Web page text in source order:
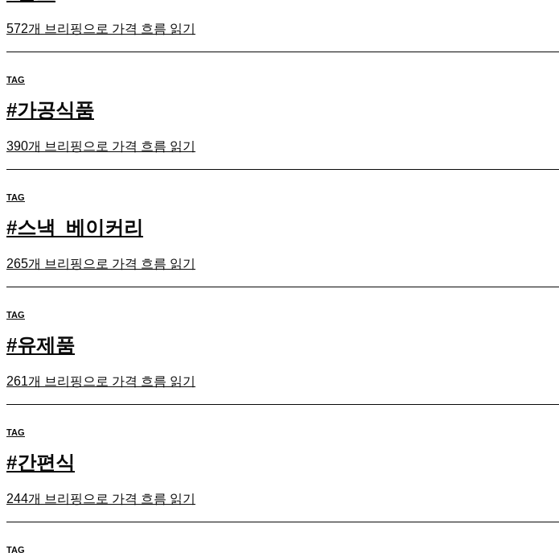
572개 브리핑으로 가격 흐름 읽기
TAG
#가공식품
390개 브리핑으로 가격 흐름 읽기
TAG
#스낵_베이커리
265개 브리핑으로 가격 흐름 읽기
TAG
#유제품
261개 브리핑으로 가격 흐름 읽기
TAG
#간편식
244개 브리핑으로 가격 흐름 읽기
TAG